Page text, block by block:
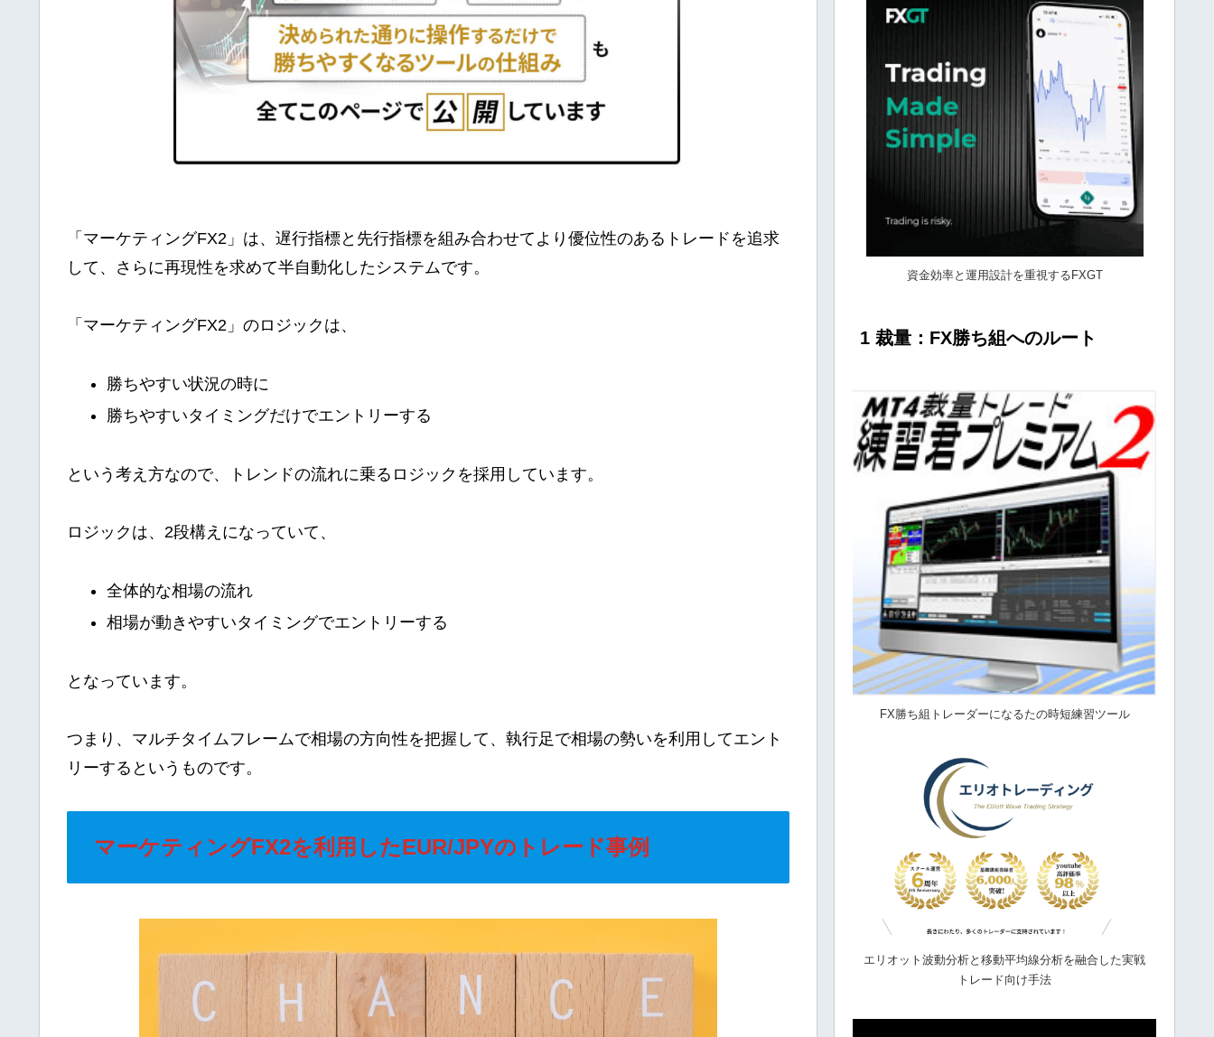
「マーケティングFX2」は、遅行指標と先行指標を組み合わせてより優位性のあるトレードを追求
して、さらに再現性を求めて半自動化したシステムです。
「マーケティングFX2」のロジックは、
勝ちやすい状況の時に
勝ちやすいタイミングだけでエントリーする
という考え方なので、トレンドの流れに乗るロジックを採用しています。
ロジックは、2段構えになっていて、
全体的な相場の流れ
相場が動きやすいタイミングでエントリーする
となっています。
つまり、マルチタイムフレームで相場の方向性を把握して、執行足で相場の勢いを利用してエント
リーするというものです。
マーケティングFX2を利用したEUR/JPYのトレード事例
資金効率と運用設計を重視するFXGT
1 裁量：FX勝ち組へのルート
FX勝ち組トレーダーになるたの時短練習ツール
エリオット波動分析と移動平均線分析を融合した実戦
トレード向け手法